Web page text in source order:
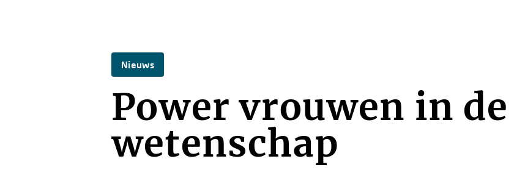
Nieuws
Power vrouwen in de
wetenschap